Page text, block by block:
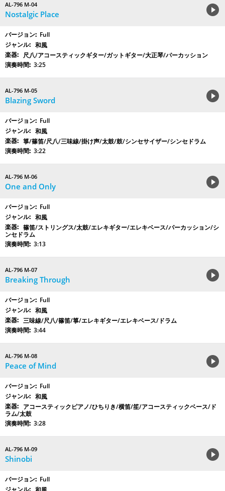
AL-796 M-04
Nostalgic Place
Full
和風
尺八/アコースティックギター/ガットギター/大正琴/パーカッション
3:25
AL-796 M-05
Blazing Sword
Full
和風
箏/篠笛/尺八/三味線/掛け声/太鼓/鼓/シンセサイザー/シンセドラム
3:22
AL-796 M-06
One and Only
Full
和風
篠笛/ストリングス/太鼓/エレキギター/エレキベース/パーカッション/シ
ンセドラム
3:13
AL-796 M-07
Breaking Through
Full
和風
三味線/尺八/篠笛/箏/エレキギター/エレキベース/ドラム
3:44
AL-796 M-08
Peace of Mind
Full
和風
アコースティックピアノ/ひちりき/横笛/笙/アコースティックベース/ド
ラム/太鼓
3:28
AL-796 M-09
Shinobi
Full